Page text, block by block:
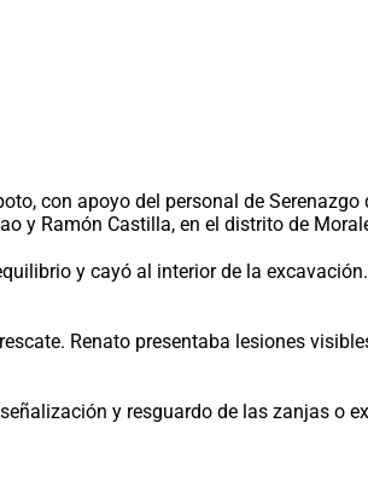
con apoyo del personal de Serenazgo
y Ramón Castilla, en el distrito de
y cayó al interior de la
Renato presentaba lesiones
y resguardo de las zanjas o